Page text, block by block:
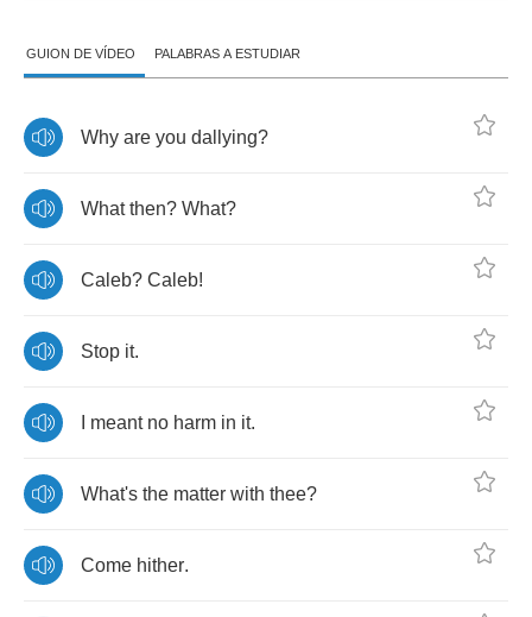
GUION DE VÍDEO PALABRAS A ESTUDIAR
Why are you dallying?
What then? What?
Caleb? Caleb!
Stop it.
meant no harm in it.
What's the matter with thee?
Come hither.